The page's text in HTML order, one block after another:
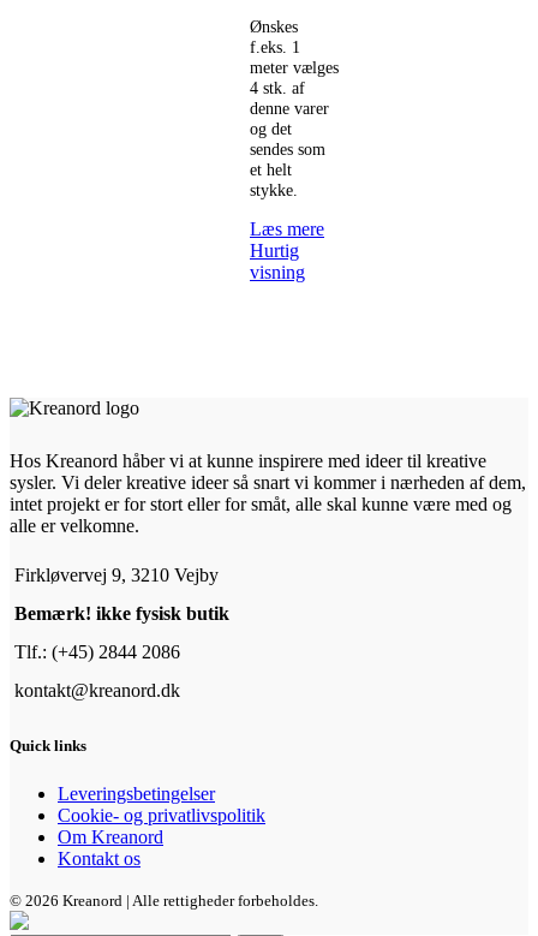
Ønskes
f.eks. 1
meter vælges
4 stk. af
denne varer
og det
sendes som
et helt
stykke.
Læs mere
Hurtig
visning
Hos Kreanord håber vi at kunne inspirere med ideer til kreative
sysler. Vi deler kreative ideer så snart vi kommer i nærheden af dem,
intet projekt er for stort eller for småt, alle skal kunne være med og
alle er velkomne.
Firkløvervej 9, 3210 Vejby
Bemærk! ikke fysisk butik
Tlf.: (+45) 2844 2086
kontakt@kreanord.dk
Quick links
Leveringsbetingelser
Cookie- og privatlivspolitik
Om Kreanord
Kontakt os
© 2026 Kreanord | Alle rettigheder forbeholdes.